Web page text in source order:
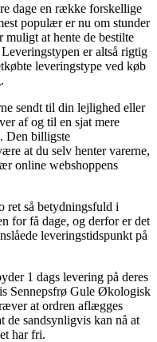
dage en række forskellige
populær er nu om stunder
muligt at hente de bestilte
er altså rigtig
leveringstype ved køb
sendt til din lejlighed eller
af og til en sjat mere
Den billigste
at du selv henter varerne,
online webshoppens
ret så betydningsfuld i
for få dage, og derfor er det
leveringstidspunkt på
1 dags levering på deres
Sennepsfrø Gule Økologisk
at ordren aflægges
de sandsynligvis kan nå at
har fri.